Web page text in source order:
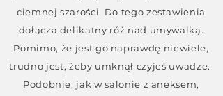
ciemnej szarości. Do tego zestawienia
dołącza delikatny róż nad umywalką.
Pomimo, że jest go naprawdę niewiele,
trudno jest, żeby umknął czyjeś uwadze.
Podobnie, jak w salonie z aneksem,